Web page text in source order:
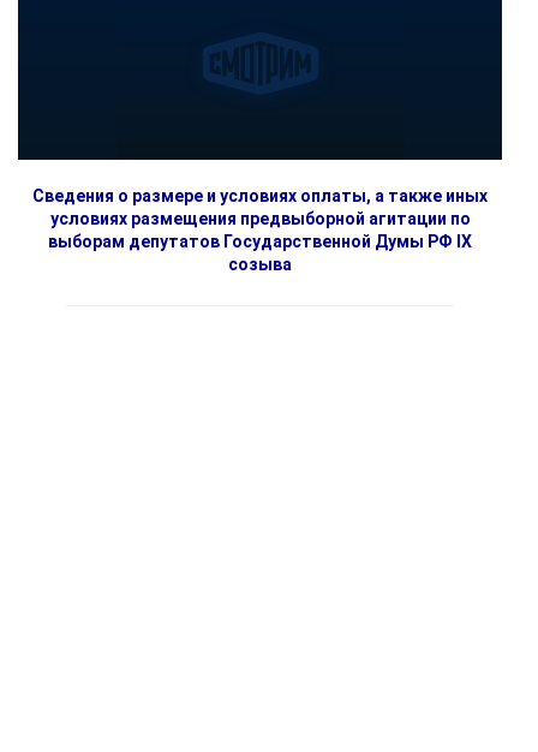
Сведения о размере и условиях оплаты, а также иных
условиях размещения предвыборной агитации по
выборам депутатов Государственной Думы РФ IX
созыва